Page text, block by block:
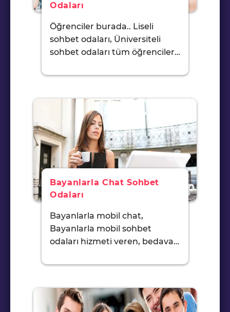
Odaları
Öğrenciler burada.. Liseli
sohbet odaları, Üniversiteli
sohbet odaları tüm öğrenciler…
Bayanlarla Chat Sohbet
Odaları
Bayanlarla mobil chat,
Bayanlarla mobil sohbet
odaları hizmeti veren, bedava…